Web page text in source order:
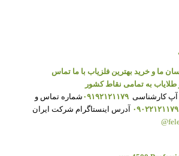
ما و خرید بهترین فلزیاب با ما تماس
طلایاب به تمامی نقاط کشور
کارشناسی ۰۹۱۹۲۱۲۱۱۷۹ شماره تماس و
۰۹۰۲۲۱۲۱۱۷۹ آدرس اینستاگرام شرکت ایران